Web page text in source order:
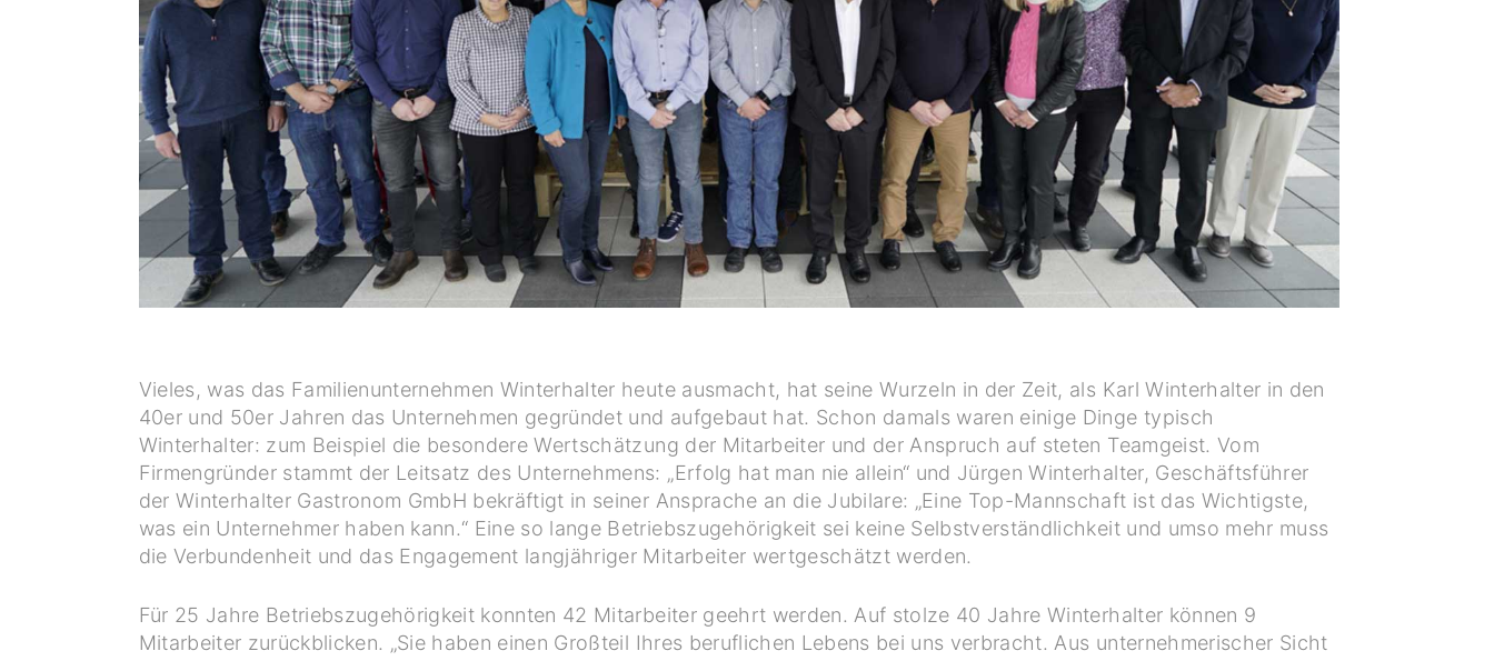
Vieles, was das Familienunternehmen Winterhalter heute ausmacht, hat seine Wurzeln in der Zeit, als Karl Winterhalter in den
40er und 50er Jahren das Unternehmen gegründet und aufgebaut hat. Schon damals waren einige Dinge typisch
Winterhalter: zum Beispiel die besondere Wertschätzung der Mitarbeiter und der Anspruch auf steten Teamgeist. Vom
Firmengründer stammt der Leitsatz des Unternehmens: „Erfolg hat man nie allein“ und Jürgen Winterhalter, Geschäftsführer
der Winterhalter Gastronom GmbH bekräftigt in seiner Ansprache an die Jubilare: „Eine Top-Mannschaft ist das Wichtigste,
was ein Unternehmer haben kann.“ Eine so lange Betriebszugehörigkeit sei keine Selbstverständlichkeit und umso mehr muss
die Verbundenheit und das Engagement langjähriger Mitarbeiter wertgeschätzt werden.
Für 25 Jahre Betriebszugehörigkeit konnten 42 Mitarbeiter geehrt werden. Auf stolze 40 Jahre Winterhalter können 9
Mitarbeiter zurückblicken. „Sie haben einen Großteil Ihres beruflichen Lebens bei uns verbracht. Aus unternehmerischer Sicht